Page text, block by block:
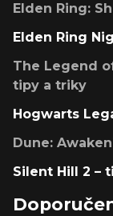
Elden Ring:
Elden Ring
The Legend
tipy a triky
Hogwarts
Dune:
Silent Hill 2 –